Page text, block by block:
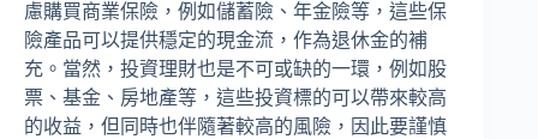
慮購買商業保險，例如儲蓄險、年金險等，這些保
險產品可以提供穩定的現金流，作為退休金的補
充。當然，投資理財也是不可或缺的一環，例如股
票、基金、房地產等，這些投資標的可以帶來較高
的收益，但同時也伴隨著較高的風險，因此要謹慎